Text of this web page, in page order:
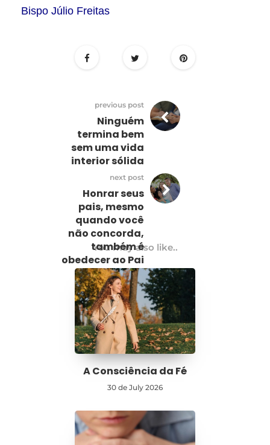
Bispo Júlio Freitas
previous post
Ninguém
termina bem
sem uma vida
interior sólida
next post
Honrar seus
pais, mesmo
quando você
não concorda,
também é
obedecer ao Pai
Celestial
You may also like..
A Consciência da Fé
30 de July 2026